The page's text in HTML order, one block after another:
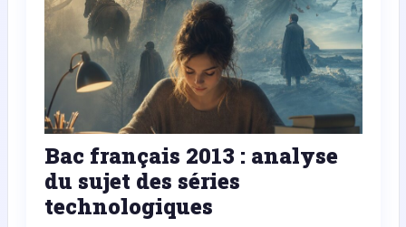
Bac français 2013 : analyse
du sujet des séries
technologiques